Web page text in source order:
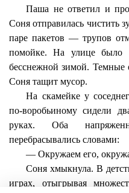
Паша не ответил и
Соня отправилась чистить
паре пакетов — трупов
помойке. На улице было
бесснежной зимой. Темные
Соня тащит мусор.
На скамейке у
по-воробьиному сидели
руках. Оба
перебрасывались словами:
— Окружаем его,
Соня хмыкнула. В
играх, отыгрывая